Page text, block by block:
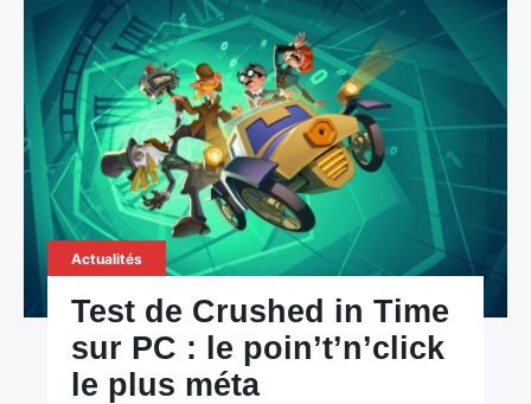
Actualités
Test de Crushed in Time
sur PC : le poin’t’n’click
le plus méta